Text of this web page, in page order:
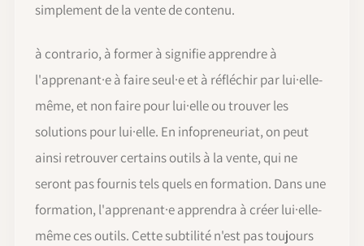
simplement de la vente de contenu.
à contrario, à former à signifie apprendre à
l'apprenant·e à faire seul·e et à réfléchir par lui·elle-
même, et non faire pour lui·elle ou trouver les
solutions pour lui·elle. En infopreneuriat, on peut
ainsi retrouver certains outils à la vente, qui ne
seront pas fournis tels quels en formation. Dans une
formation, l'apprenant·e apprendra à créer lui·elle-
même ces outils. Cette subtilité n'est pas toujours